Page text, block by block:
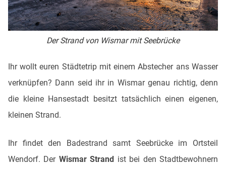
Der Strand von Wismar mit Seebrücke
Ihr wollt euren Städtetrip mit einem Abstecher ans Wasser
verknüpfen? Dann seid ihr in Wismar genau richtig, denn
die kleine Hansestadt besitzt tatsächlich einen eigenen,
kleinen Strand.
Ihr findet den Badestrand samt Seebrücke im Ortsteil
Wendorf. Der Wismar Strand ist bei den Stadtbewohnern